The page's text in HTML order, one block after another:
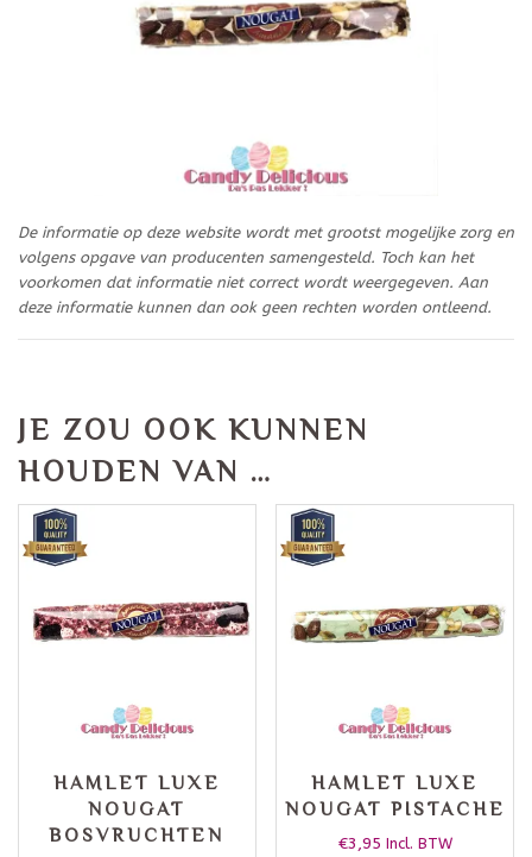
De informatie op deze website wordt met grootst mogelijke zorg en
volgens opgave van producenten samengesteld. Toch kan het
voorkomen dat informatie niet correct wordt weergegeven. Aan
deze informatie kunnen dan ook geen rechten worden ontleend.
JE ZOU OOK KUNNEN
HOUDEN VAN …
HAMLET LUXE
NOUGAT
BOSVRUCHTEN
HAMLET LUXE
NOUGAT PISTACHE
€3,95 Incl. BTW